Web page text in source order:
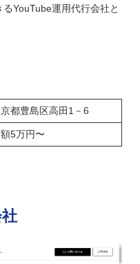
YouTube運用代行会社と
都豊島区高田1－6
額5万円〜